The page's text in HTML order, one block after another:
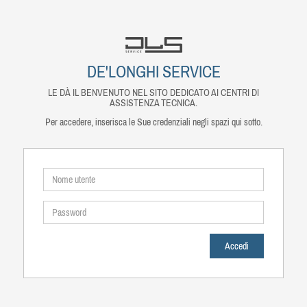
DE'LONGHI SERVICE
LE DÀ IL BENVENUTO NEL SITO DEDICATO AI CENTRI DI
ASSISTENZA TECNICA.
Per accedere, inserisca le Sue credenziali negli spazi qui sotto.